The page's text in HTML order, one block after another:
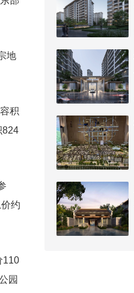
地
积
824
约
110
园